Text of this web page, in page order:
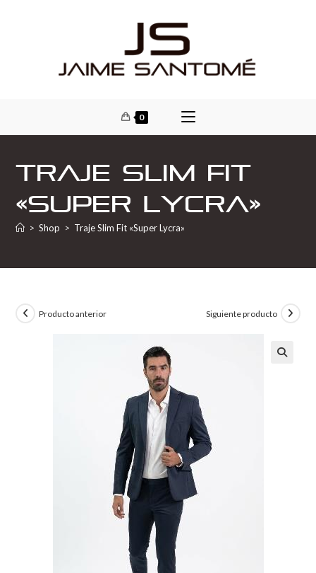
0
Traje Slim Fit
«Super Lycra»
> Shop > Traje Slim Fit «Super Lycra»
Producto anterior Siguiente producto